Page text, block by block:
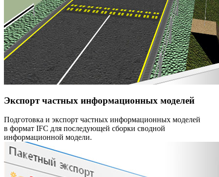
Экспорт частных информационных моделей
Подготовка и экспорт частных информационных моделей
в формат IFC для последующей сборки сводной
информационной модели.